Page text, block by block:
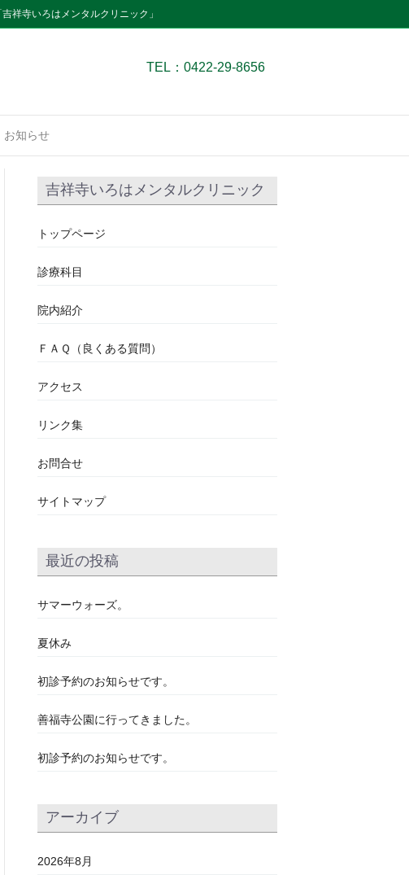
祥寺いろはメンタルクリニック」
TEL：0422-29-8656
お知らせ
吉祥寺いろはメンタルクリニック
トップページ
診療科目
院内紹介
ＦＡＱ（良くある質問）
アクセス
リンク集
お問合せ
サイトマップ
最近の投稿
サマーウォーズ。
夏休み
初診予約のお知らせです。
善福寺公園に行ってきました。
初診予約のお知らせです。
アーカイブ
2026年8月